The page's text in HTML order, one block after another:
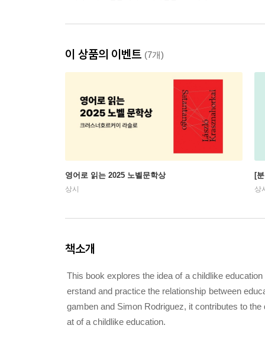
이 상품의 이벤트 (7개)
영어로 읽는 2025 노벨문학상
상시
[
상
책소개
This book explores the idea of a childlike
erstand and practice the relationship between
gamben and Simon Rodriguez, it contributes to
at of a childlike education.